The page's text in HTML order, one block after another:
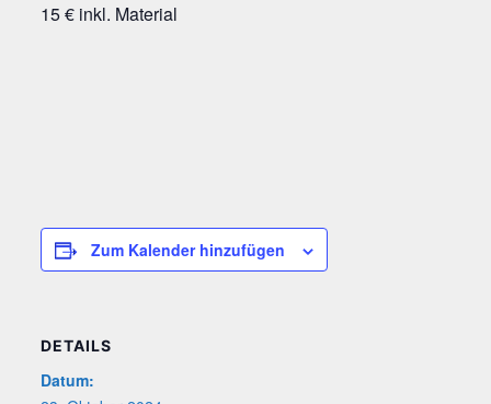
15 € inkl. Material
Zum Kalender hinzufügen
DETAILS
Datum: